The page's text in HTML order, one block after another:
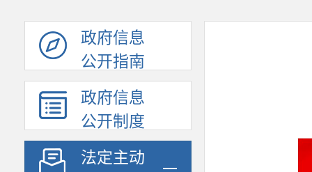
政府信息
公开指南
政府信息
公开制度
法定主动